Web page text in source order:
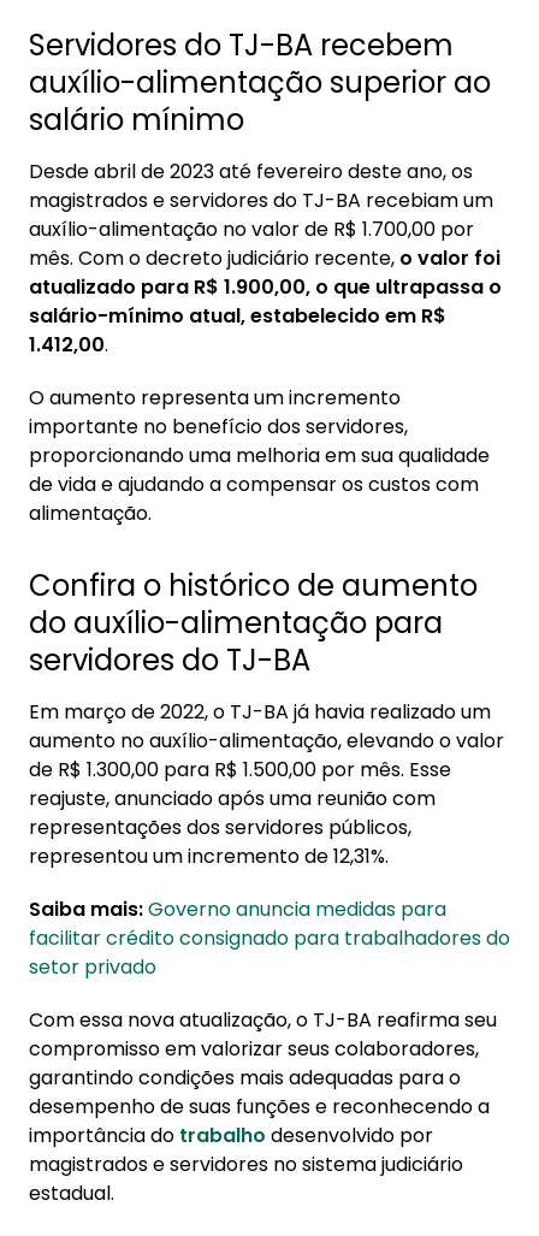
Servidores do TJ-BA recebem
auxílio-alimentação superior ao
salário mínimo
Desde abril de 2023 até fevereiro deste ano, os
magistrados e servidores do TJ-BA recebiam um
auxílio-alimentação no valor de R$ 1.700,00 por
mês. Com o decreto judiciário recente, o valor foi
atualizado para R$ 1.900,00, o que ultrapassa o
salário-mínimo atual, estabelecido em R$
1.412,00.
O aumento representa um incremento
importante no benefício dos servidores,
proporcionando uma melhoria em sua qualidade
de vida e ajudando a compensar os custos com
alimentação.
Confira o histórico de aumento
do auxílio-alimentação para
servidores do TJ-BA
Em março de 2022, o TJ-BA já havia realizado um
aumento no auxílio-alimentação, elevando o valor
de R$ 1.300,00 para R$ 1.500,00 por mês. Esse
reajuste, anunciado após uma reunião com
representações dos servidores públicos,
representou um incremento de 12,31%.
Saiba mais:Governo anuncia medidas para
facilitar crédito consignado para trabalhadores do
setor privado
Com essa nova atualização, o TJ-BA reafirma seu
compromisso em valorizar seus colaboradores,
garantindo condições mais adequadas para o
desempenho de suas funções e reconhecendo a
importância do trabalho desenvolvido por
magistrados e servidores no sistema judiciário
estadual.